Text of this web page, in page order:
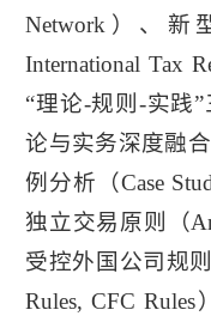
Network）、新
International Tax
“理论-规则-实践
论与实务深度融
例分析（Case
独立交易原则（
受控外国公司规
Rules, CFC